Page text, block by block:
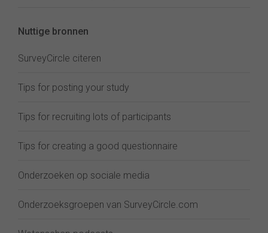
Nuttige bronnen
SurveyCircle citeren
Tips for posting your study
Tips for recruiting lots of participants
Tips for creating a good questionnaire
Onderzoeken op sociale media
Onderzoeksgroepen van SurveyCircle.com